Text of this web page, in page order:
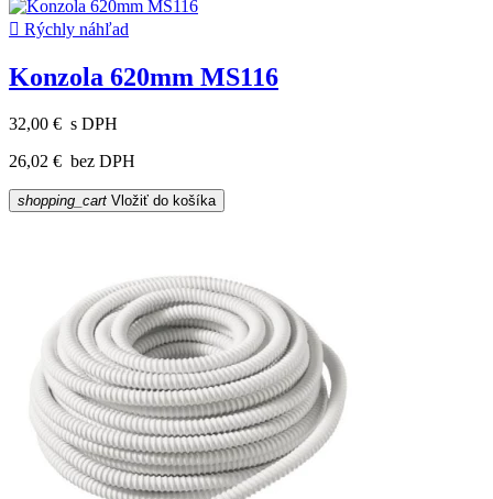
 Rýchly náhľad
Konzola 620mm MS116
32,00 € s DPH
26,02 € bez DPH
shopping_cart Vložiť do košíka